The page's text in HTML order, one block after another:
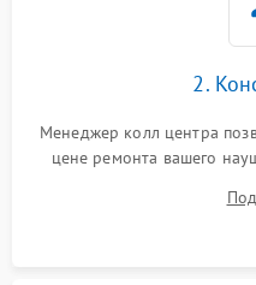
2.
Менеджер колл центра
цене ремонта вашего